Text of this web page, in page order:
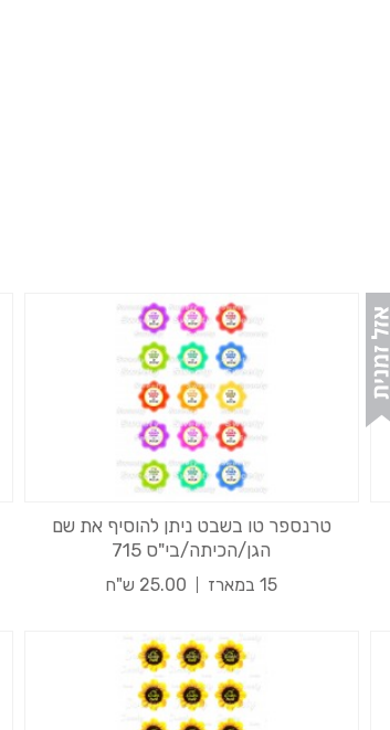
טרנספר טו בשבט ניתן להוסיף את שם
הגן/הכיתה/בי"ס 715
15 במארז 25.00 ש"ח